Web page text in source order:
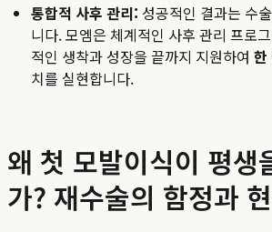
통합적 사후 관리: 성공적인 결과는 수
니다. 모엠은 체계적인 사후 관리 프로
적인 생착과 성장을 끝까지 지원하여 한
치를 실현합니다.
왜 첫 모발이식이 평생
가? 재수술의 함정과